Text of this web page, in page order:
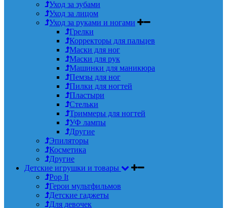
Уход за зубами
Уход за лицом
Уход за руками и ногами
Грелки
Корректоры для пальцев
Маски для ног
Маски для рук
Машинки для маникюра
Пемзы для ног
Пилки для ногтей
Пластыри
Стельки
Триммеры для ногтей
УФ лампы
Другие
Эпиляторы
Косметика
Другие
Детские игрушки и товары
Pop It
Герои мультфильмов
Детские гаджеты
Для девочек